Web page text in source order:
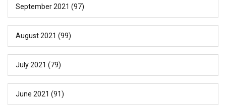
September 2021 (97)
August 2021 (99)
July 2021 (79)
June 2021 (91)